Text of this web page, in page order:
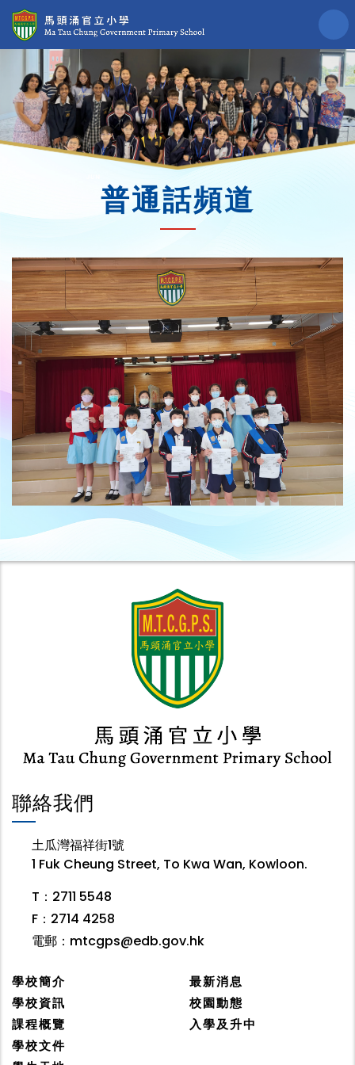
普通話頻道
聯絡我們
土瓜灣福祥街1號
1 Fuk Cheung Street, To Kwa Wan, Kowloon.
T：2711 5548
F：2714 4258
電郵： mtcgps@edb.gov.hk
學校簡介
學校資訊
課程概覽
學校文件
最新消息
校園動態
入學及升中